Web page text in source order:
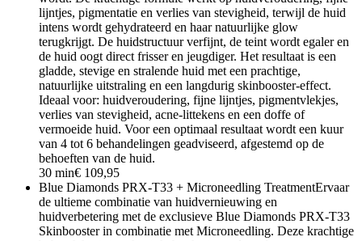
lijntjes, pigmentatie en verlies van stevigheid, terwijl de huid
intens wordt gehydrateerd en haar natuurlijke glow
terugkrijgt. De huidstructuur verfijnt, de teint wordt egaler en
de huid oogt direct frisser en jeugdiger. Het resultaat is een
gladde, stevige en stralende huid met een prachtige,
natuurlijke uitstraling en een langdurig skinbooster-effect.
Ideaal voor: huidveroudering, fijne lijntjes, pigmentvlekjes,
verlies van stevigheid, acne-littekens en een doffe of
vermoeide huid. Voor een optimaal resultaat wordt een kuur
van 4 tot 6 behandelingen geadviseerd, afgestemd op de
behoeften van de huid.
30 min€ 109,95
Blue Diamonds PRX-T33 + Microneedling TreatmentErvaar
de ultieme combinatie van huidvernieuwing en
huidverbetering met de exclusieve Blue Diamonds PRX-T33
Skinbooster in combinatie met Microneedling. Deze krachtige